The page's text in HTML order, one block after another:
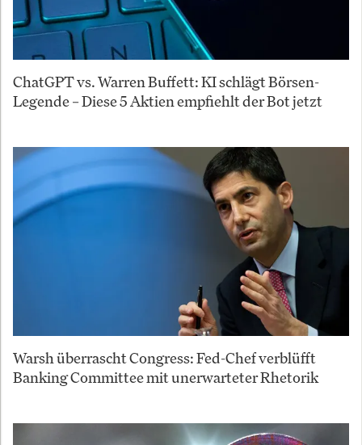
ChatGPT vs. Warren Buffett: KI schlägt Börsen-
Legende – Diese 5 Aktien empfiehlt der Bot jetzt
Warsh überrascht Congress: Fed-Chef verblüfft
Banking Committee mit unerwarteter Rhetorik